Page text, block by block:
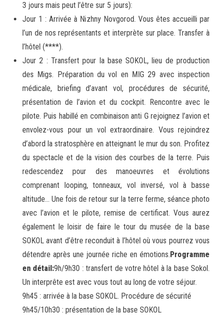
3 jours mais peut l’être sur 5 jours):
Jour 1 : Arrivée à Nizhny Novgorod. Vous êtes accueilli par
l’un de nos représentants et interprète sur place. Transfer à
l’hôtel (****).
Jour 2 : Transfert pour la base SOKOL, lieu de production
des Migs. Préparation du vol en MIG 29 avec inspection
médicale, briefing d’avant vol, procédures de sécurité,
présentation de l’avion et du cockpit. Rencontre avec le
pilote. Puis habillé en combinaison anti G rejoignez l’avion et
envolez-vous pour un vol extraordinaire. Vous rejoindrez
d’abord la stratosphère en atteignant le mur du son. Profitez
du spectacle et de la vision des courbes de la terre. Puis
redescendez pour des manoeuvres et évolutions
comprenant looping, tonneaux, vol inversé, vol à basse
altitude… Une fois de retour sur la terre ferme, séance photo
avec l’avion et le pilote, remise de certificat. Vous aurez
également le loisir de faire le tour du musée de la base
SOKOL avant d’être reconduit à l’hôtel où vous pourrez vous
détendre après une journée riche en émotions.Programme
en détail:9h/9h30 : transfert de votre hôtel à la base Sokol.
Un interprête est avec vous tout au long de votre séjour.
9h45 : arrivée à la base SOKOL. Procédure de sécurité
9h45/10h30 : présentation de la base SOKOL